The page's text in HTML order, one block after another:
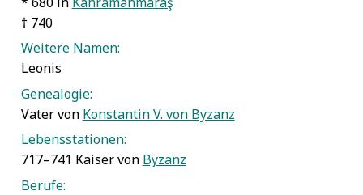
† 740
Weitere Namen:
Leonis
Genealogie:
Vater von Konstantin V. von Byzanz
Lebensstationen:
717–741 Kaiser von Byzanz
Berufe: